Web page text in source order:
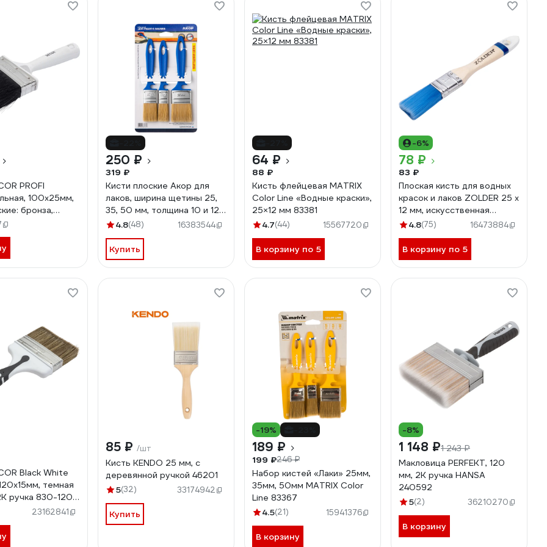
PROFI
100x25мм,
бронза,
пласт.
0100 11607185
250 ₽
319 ₽
Кисти плоские Акор для
лаков, ширина щетины 25,
35, 50 мм, толщина 10 и 12
мм, 3 шт., Эксперт 171 25
4.8(48) 16383544
Купить
64 ₽
88 ₽
Кисть флейцевая MATRIX
Color Line «Водные краски»,
25×12 мм 83381
4.7(44) 15567720
В корзину по 5
-6%
78 ₽
83 ₽
Плоская кисть для водных
красок и лаков ZOLDER 25 х
12 мм, искусственная
щетина, деревянная ручка
4.8(75) 16473884
В корзину по 5
Black White
темная
ручка 830-120
23162841
85 ₽ /шт
Кисть KENDO 25 мм, с
деревянной ручкой 46201
5(32) 33174942
Купить
-19%
189 ₽
199 ₽246 ₽
Набор кистей «Лаки» 25мм,
35мм, 50мм MATRIX Color
Line 83367
4.5(21) 15941376
В корзину
-8%
1 148 ₽1 243 ₽
Макловица PERFEKT, 120
мм, 2K ручка HANSA
240592
5(2) 36210270
В корзину